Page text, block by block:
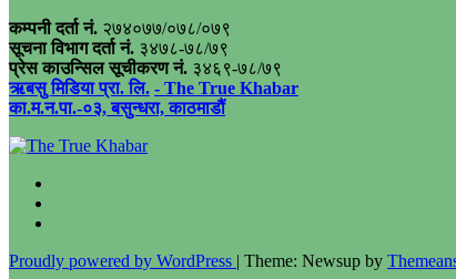
कम्पनी दर्ता नं. २७४०७७/०७८/०७९
सूचना विभाग दर्ता नं. ३४७८-७८/७९
प्रेस काउन्सिल सूचीकरण नं. ३४६९-७८/७९
ऋबसु मिडिया प्रा. लि. - The True Khabar
का.म.न.पा.-०३, बसुन्धरा, काठमाडौं
Proudly powered by WordPress | Theme: Newsup by